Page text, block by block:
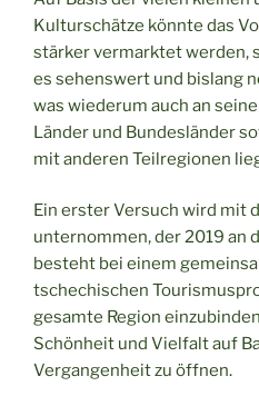
Kulturschätze könnte das
stärker vermarktet werden,
es sehenswert und bislang
was wiederum auch an
Länder und Bundesländer
mit anderen Teilregionen
Ein erster Versuch wird mit
unternommen, der 2019 an
besteht bei einem
tschechischen
gesamte Region
Schönheit und Vielfalt auf
Vergangenheit zu öffnen.